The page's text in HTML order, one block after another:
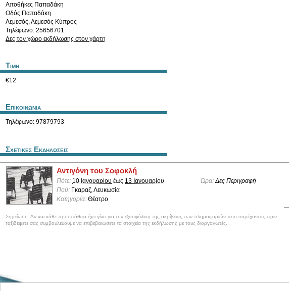
Αποθήκες Παπαδάκη
Οδός Παπαδάκη
Λεμεσός,Λεμεσός Κύπρος
Τηλέφωνο: 25656701
Δες τον χώρο εκδήλωσης στον χάρτη
Τιμη
€12
Επικοινωνια
Τηλέφωνο: 97879793
Σχετικες Εκδηλωσεις
Αντιγόνη του Σοφοκλή
Πότε: 10 Ιανουαρίου έως 13 Ιανουαρίου Ώρα:Δες Περιγραφή
Πού: Γκαραζ, Λευκωσία
Κατηγορία: Θέατρο
Σημείωση: Αν και κάθε προσπάθεια έχει γίνει για την εξασφάλιση της ακρίβειας των πληροφοριών που παρέχονται, πριν
ταξιδέψετε σας συμβουλεύουμε να επιβεβαιώσετε τα στοιχεία της εκδήλωσης με τους διοργανωτές.